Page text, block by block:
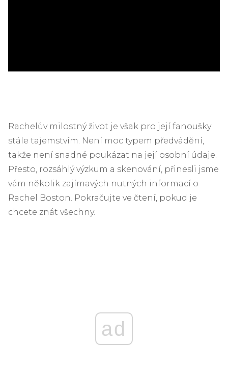
Rachelův milostný život je však pro její fanoušky
stále tajemstvím. Není moc typem předvádění,
takže není snadné poukázat na její osobní údaje.
Přesto, rozsáhlý výzkum a skenování, přinesli jsme
vám několik zajímavých nutných informací o
Rachel Boston. Pokračujte ve čtení, pokud je
chcete znát všechny.
ad